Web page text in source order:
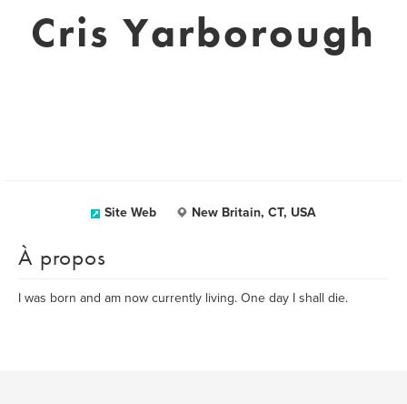
Cris Yarborough
Site Web New Britain, CT, USA
À propos
I was born and am now currently living. One day I shall die.